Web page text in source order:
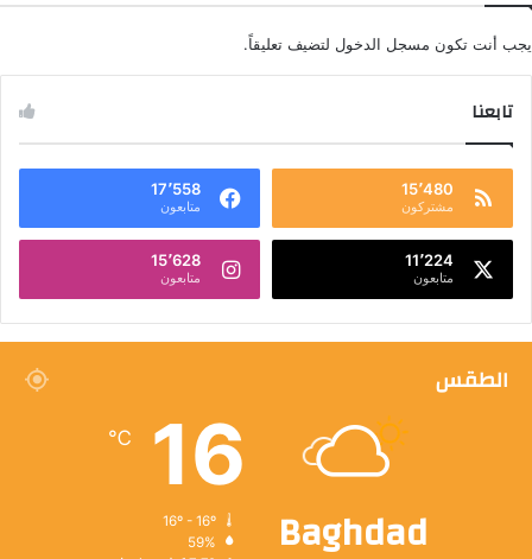
يجب أنت تكون مسجل الدخول لتضيف تعليقاً.
تابعنا
15٬480
مشتركون
17٬558
متابعون
11٬224
متابعون
15٬628
متابعون
الطقس
Baghdad
16
℃
59%